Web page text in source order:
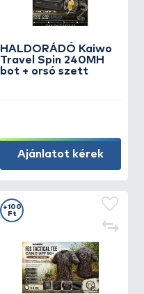
HALDORÁDÓ Kaiwo
Travel Spin 240MH
bot + orsó szett
Ajánlatot kérek
+100
Ft